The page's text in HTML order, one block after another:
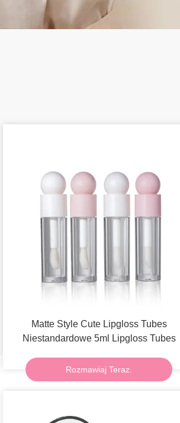
Matte Style Cute Lipgloss Tubes
Niestandardowe 5ml Lipgloss Tubes
Rozmawiaj Teraz.